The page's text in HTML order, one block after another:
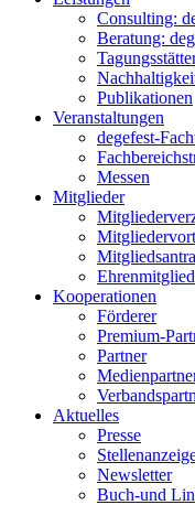
Consulting:
Beratung:
Publikationen
Veranstaltungen
degefest-
Messen
Mitglieder
Kooperationen
Förderer
Premium-
Partner
Aktuelles
Presse
Newsletter
Buch-und